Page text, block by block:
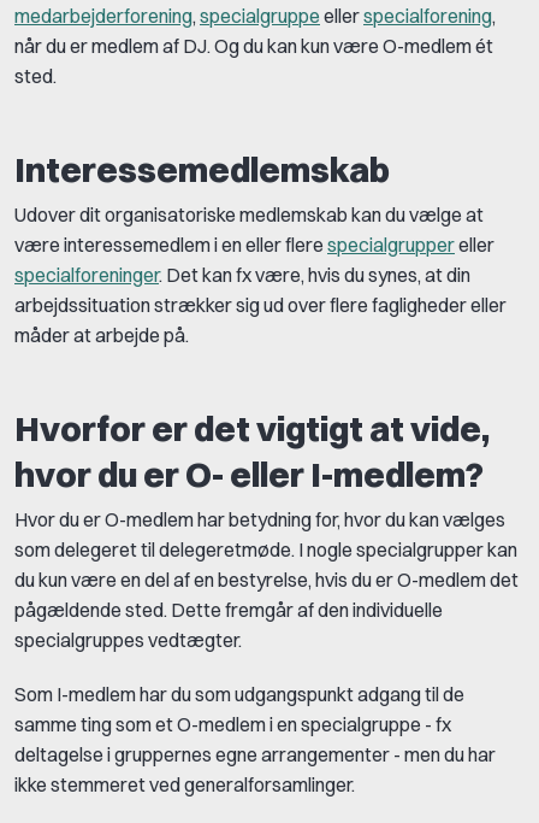
medarbejderforening, specialgruppe ellerspecialforening,
når du er medlem af DJ. Og du kan kun være O-medlem ét
sted.
Interessemedlemskab
Udover dit organisatoriske medlemskab kan du vælge at
være interessemedlem i en eller flere specialgruppereller
specialforeninger. Det kan fx være, hvis du synes, at din
arbejdssituation strækker sig ud over flere fagligheder eller
måder at arbejde på.
Hvorfor er det vigtigt at vide,
hvor du er O- eller I-medlem?
Hvor du er O-medlem har betydning for, hvor du kan vælges
som delegeret til delegeretmøde. I nogle specialgrupper kan
du kun være en del af en bestyrelse, hvis du er O-medlem det
pågældende sted. Dette fremgår af den individuelle
specialgruppes vedtægter.
Som I-medlem har du som udgangspunkt adgang til de
samme ting som et O-medlem i en specialgruppe - fx
deltagelse i gruppernes egne arrangementer - men du har
ikke stemmeret ved generalforsamlinger.